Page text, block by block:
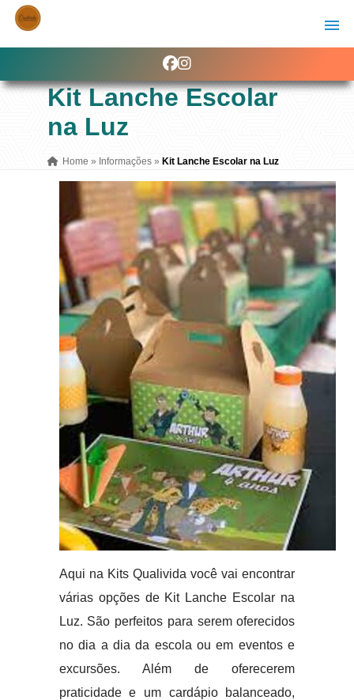
Kit Lanche Escolar
na Luz
Home » Informações » Kit Lanche Escolar na Luz
Aqui na Kits Qualivida você vai encontrar
várias opções de Kit Lanche Escolar na
Luz. São perfeitos para serem oferecidos
no dia a dia da escola ou em eventos e
excursões. Além de oferecerem
praticidade e um cardápio balanceado,